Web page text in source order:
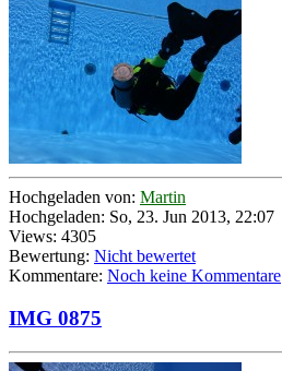
Hochgeladen von: Martin
Hochgeladen: So, 23. Jun 2013, 22:07
Views: 4305
Bewertung: Nicht bewertet
Kommentare: Noch keine Kommentare
IMG 0875